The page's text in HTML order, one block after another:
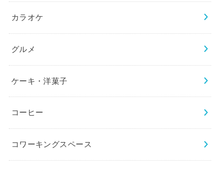
カラオケ
グルメ
ケーキ・洋菓子
コーヒー
コワーキングスペース